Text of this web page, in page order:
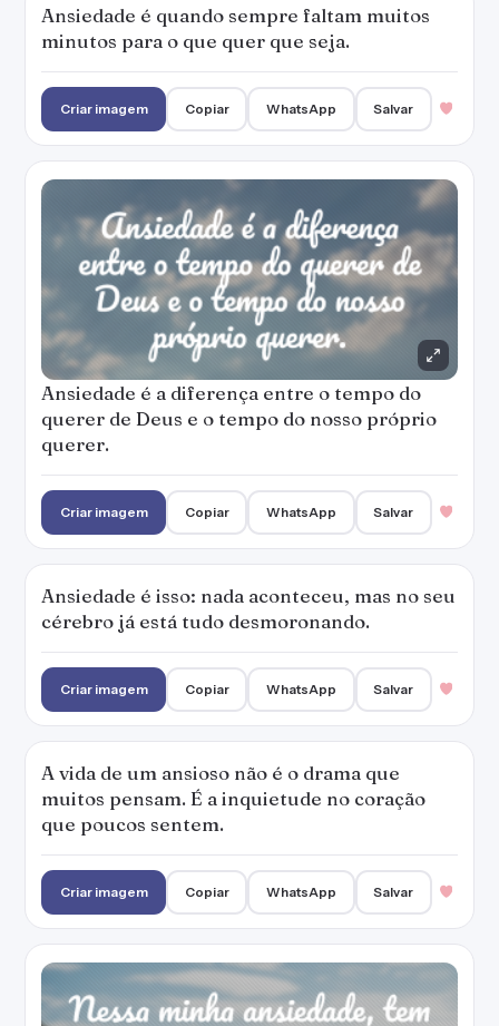
Ansiedade é quando sempre faltam muitos
minutos para o que quer que seja.
Criar imagem Copiar WhatsApp Salvar
Ansiedade é a diferença entre o tempo do
querer de Deus e o tempo do nosso próprio
querer.
Criar imagem Copiar WhatsApp Salvar
Ansiedade é isso: nada aconteceu, mas no seu
cérebro já está tudo desmoronando.
Criar imagem Copiar WhatsApp Salvar
A vida de um ansioso não é o drama que
muitos pensam. É a inquietude no coração
que poucos sentem.
Criar imagem Copiar WhatsApp Salvar